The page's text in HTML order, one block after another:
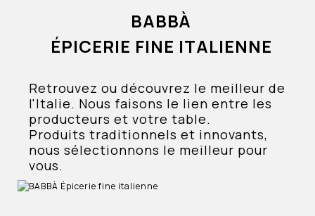
BABBÀ
ÉPICERIE FINE ITALIENNE
Retrouvez ou découvrez le meilleur de
l'Italie. Nous faisons le lien entre les
producteurs et votre table.
Produits traditionnels et innovants,
nous sélectionnons le meilleur pour
vous.